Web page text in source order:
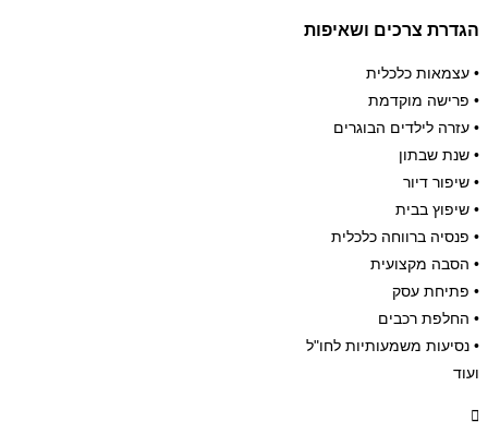
הגדרת צרכים ושאיפות
• עצמאות כלכלית
• פרישה מוקדמת
• עזרה לילדים הבוגרים
• שנת שבתון
• שיפור דיור
• שיפוץ בבית
• פנסיה ברווחה כלכלית
• הסבה מקצועית
• פתיחת עסק
• החלפת רכבים
• נסיעות משמעותיות לחו"ל
ועוד